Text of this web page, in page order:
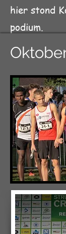
hier stond
podium.